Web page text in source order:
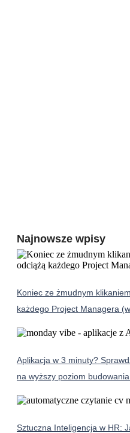
Najnowsze wpisy
Koniec ze żmudnym
każdego Project Managera
Aplikacja w 3 minuty?
na wyższy poziom
Sztuczna Inteligencja w HR: